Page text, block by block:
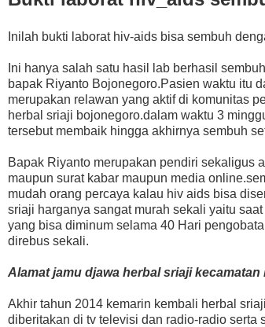
Inilah bukti laborat hiv-aids bisa sembuh
Ini hanya salah satu hasil lab berhasil
bapak Riyanto Bojonegoro.Pasien waktu itu
merupakan relawan yang aktif di komunitas
herbal sriaji bojonegoro.dalam waktu 3
tersebut membaik hingga akhirnya sembuh
Bapak Riyanto merupakan pendiri sekaligus
maupun surat kabar maupun media
mudah orang percaya kalau hiv aids bisa
sriaji harganya sangat murah sekali yaitu
yang bisa diminum selama 40 Hari
direbus sekali.
Alamat jamu djawa herbal sriaji
Akhir tahun 2014 kemarin kembali herbal
diberitakan di tv televisi dan radio-radio serta